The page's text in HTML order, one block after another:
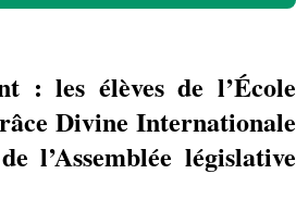
: les élèves de l’École
Divine Internationale
l’Assemblée législative